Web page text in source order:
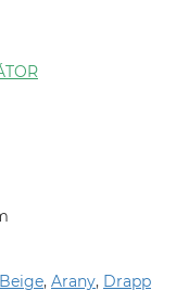
Beige, Arany, Drapp